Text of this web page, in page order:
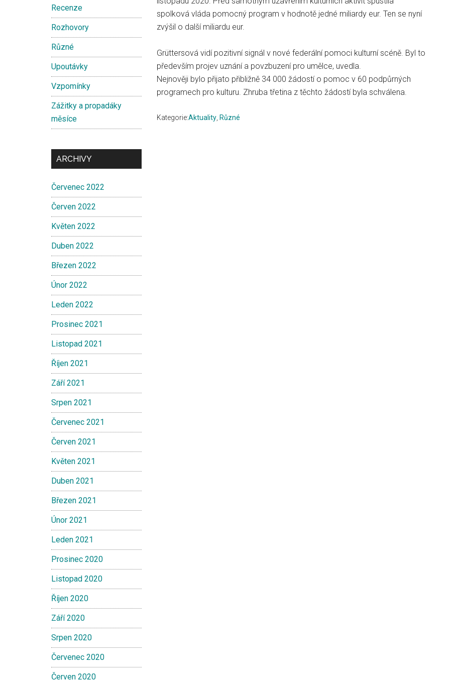
spolková vláda pomocný program v hodnotě jedné miliardy eur. Ten se nyní
zvýšil o další miliardu eur.
Grüttersová vidí pozitivní signál v nové federální pomoci kulturní scéně. Byl to
především projev uznání a povzbuzení pro umělce, uvedla.
Nejnověji bylo přijato přibližně 34 000 žádostí o pomoc v 60 podpůrných
programech pro kulturu. Zhruba třetina z těchto žádostí byla schválena.
Kategorie:Aktuality Různé
Recenze
Rozhovory
Různé
Upoutávky
Vzpomínky
Zážitky a propadáky
měsíce
ARCHIVY
Červenec 2022
Červen 2022
Květen 2022
Duben 2022
Březen 2022
Únor 2022
Leden 2022
Prosinec 2021
Listopad 2021
Říjen 2021
Září 2021
Srpen 2021
Červenec 2021
Červen 2021
Květen 2021
Duben 2021
Březen 2021
Únor 2021
Leden 2021
Prosinec 2020
Listopad 2020
Říjen 2020
Září 2020
Srpen 2020
Červenec 2020
Červen 2020